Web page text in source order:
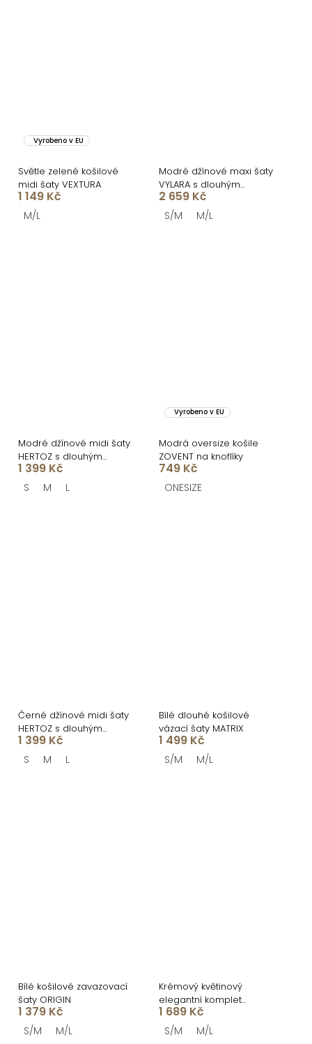
Vyrobeno v EU
Světle zelené košilové
midi šaty VEXTURA
1 149 Kč
M/L
Modré džínové maxi šaty
VYLARA s dlouhým
rukávem
2 659 Kč
S/M M/L
Modré džínové midi šaty
HERTOZ s dlouhým
rukávem
1 399 Kč
S M L
Vyrobeno v EU
Modrá oversize košile
ZOVENT na knoflíky
749 Kč
ONESIZE
Černé džínové midi šaty
HERTOZ s dlouhým
rukávem
1 399 Kč
S M L
Bílé dlouhé košilové
vázací šaty MATRIX
1 499 Kč
S/M M/L
Bílé košilové zavazovací
šaty ORIGIN
1 379 Kč
S/M M/L
Krémový květinový
elegantní komplet
FACTOR se sukní
1 689 Kč
S/M M/L